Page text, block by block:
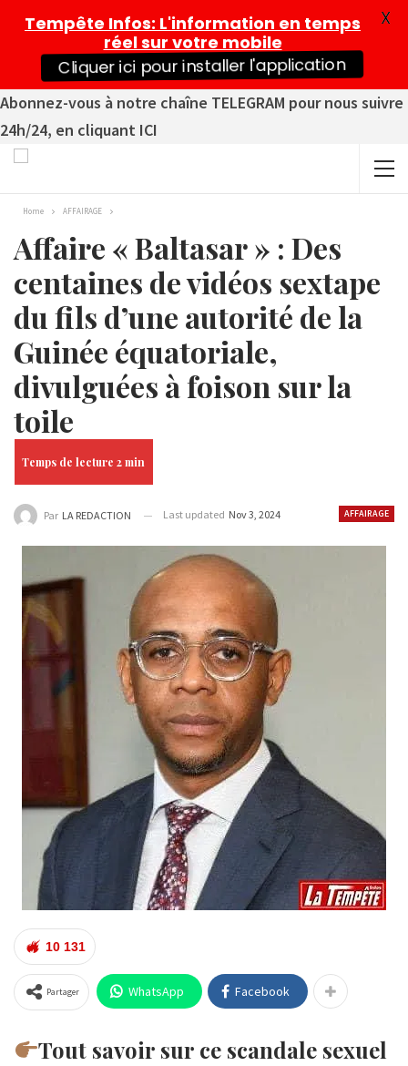
Abonnez-vous à notre chaîne TELEGRAM pour nous suivre
24h/24, en cliquant ICI
Home AFFAIRAGE
Affaire « Baltasar » : Des
centaines de vidéos sextape
du fils d’une autorité de la
Guinée équatoriale,
divulguées à foison sur la
toile
AFFAIRAGE
Par LA REDACTION Last updated Nov 3, 2024
10 131
Partager WhatsApp Facebook
Tout savoir sur ce scandale sexuel
Tempête Infos: L'information en temps
réel sur votre mobile
Cliquer ici pour installer l'application
X